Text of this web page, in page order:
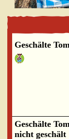
Geschälte
Geschälte
nicht geschält